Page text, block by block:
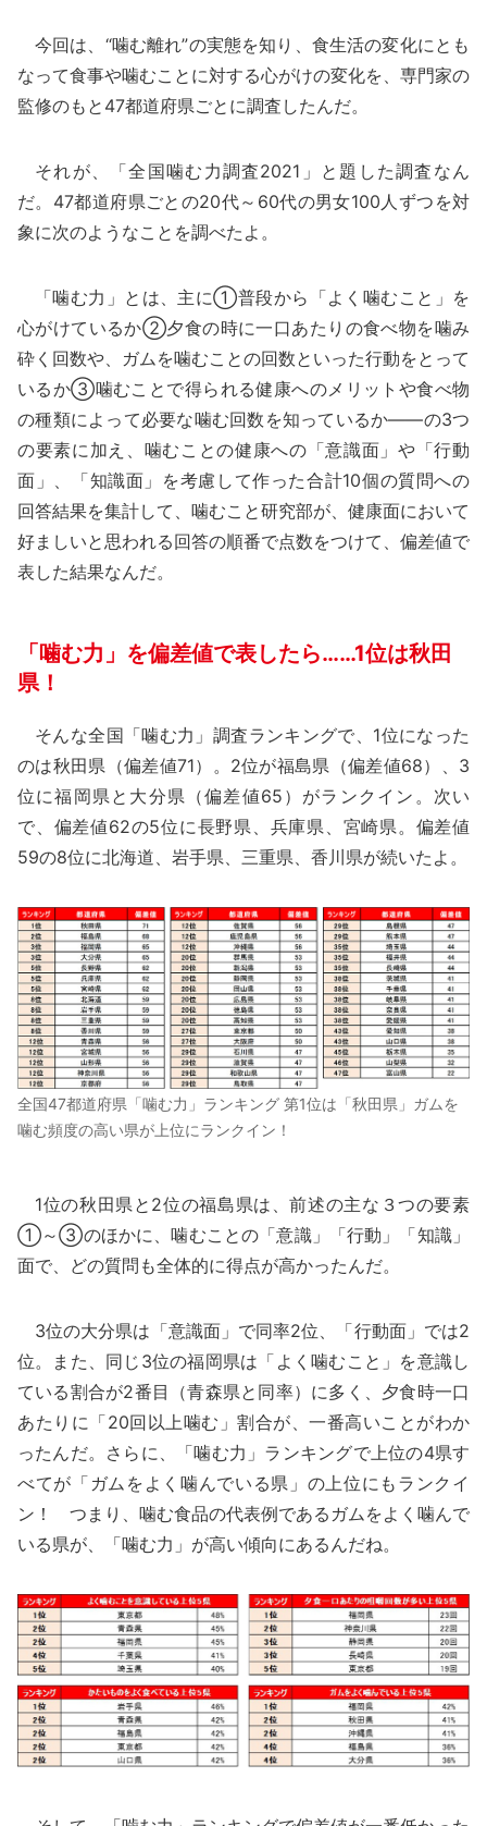
今回は、“噛む離れ”の実態を知り、食生活の変化にとも
なって食事や噛むことに対する心がけの変化を、専門家の
監修のもと47都道府県ごとに調査したんだ。
それが、「全国噛む力調査2021」と題した調査なん
だ。47都道府県ごとの20代～60代の男女100人ずつを対
象に次のようなことを調べたよ。
「噛む力」とは、主に①普段から「よく噛むこと」を
心がけているか②夕食の時に一口あたりの食べ物を噛み
砕く回数や、ガムを噛むことの回数といった行動をとって
いるか③噛むことで得られる健康へのメリットや食べ物
の種類によって必要な噛む回数を知っているか――の3つ
の要素に加え、噛むことの健康への「意識面」や「行動
面」、「知識面」を考慮して作った合計10個の質問への
回答結果を集計して、噛むこと研究部が、健康面において
好ましいと思われる回答の順番で点数をつけて、偏差値で
表した結果なんだ。
「噛む力」を偏差値で表したら……1位は秋田
県！
そんな全国「噛む力」調査ランキングで、1位になった
のは秋田県（偏差値71）。2位が福島県（偏差値68）、3
位に福岡県と大分県（偏差値65）がランクイン。次い
で、偏差値62の5位に長野県、兵庫県、宮崎県。偏差値
59の8位に北海道、岩手県、三重県、香川県が続いたよ。
全国47都道府県「噛む力」ランキング 第1位は「秋田県」ガムを
噛む頻度の高い県が上位にランクイン！
1位の秋田県と2位の福島県は、前述の主な３つの要素
①～③のほかに、噛むことの「意識」「行動」「知識」
面で、どの質問も全体的に得点が高かったんだ。
3位の大分県は「意識面」で同率2位、「行動面」では2
位。また、同じ3位の福岡県は「よく噛むこと」を意識し
ている割合が2番目（青森県と同率）に多く、夕食時一口
あたりに「20回以上噛む」割合が、一番高いことがわか
ったんだ。さらに、「噛む力」ランキングで上位の4県す
べてが「ガムをよく噛んでいる県」の上位にもランクイ
ン！ つまり、噛む食品の代表例であるガムをよく噛んで
いる県が、「噛む力」が高い傾向にあるんだね。